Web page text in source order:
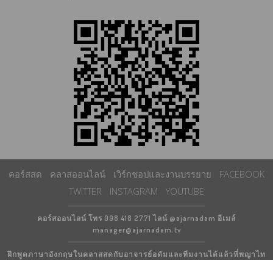
คอร์สสด คลาสออนไลน์ เวิร์กชอปและงานบรรยาย
FACEBOOK
TWITTER
INSTAGRAM YOUTUBE
คอร์สออนไลน์ โทร 098 418 2771 ไลน์ @ajarnadam อีเมล์
manager@ajarnadam.tv
ฝึกพูดภาษาอังกฤษในคลาสสดกับอาจารย์อดัมและทีมงานได้แล้วที่พญาไท